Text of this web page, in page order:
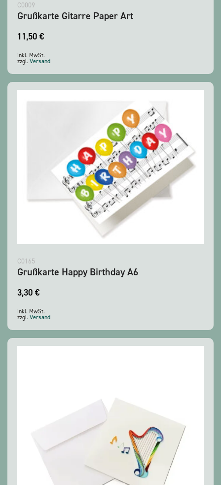
C0009
Grußkarte Gitarre Paper Art
11,50 €
inkl. MwSt.
zzgl. Versand
C0165
Grußkarte Happy Birthday A6
3,30 €
inkl. MwSt.
zzgl. Versand